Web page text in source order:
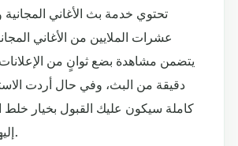
تحتوي خدمة بث الأغاني المجانية
عشرات الملايين من الأغاني
دقيقة من البث، وفي حال أردت
كاملة سيكون عليك القبول بخيار خلط
إليها بشكل عشوائي.